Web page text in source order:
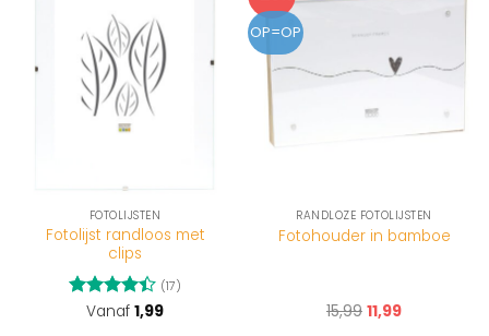
FOTOLIJSTEN
Fotolijst randloos met
clips
Gewaardeerd
(17)
Vanaf 1,99
OP=OP
RANDLOZE FOTOLIJSTEN
Fotohouder in bamboe
15,99 11,99